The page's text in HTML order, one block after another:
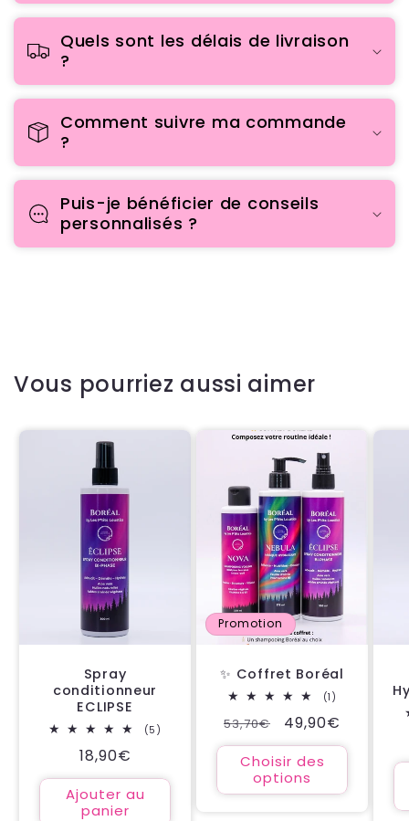
Quels sont les délais de livraison
?
Comment suivre ma commande
?
Puis-je bénéficier de conseils
personnalisés ?
Vous pourriez aussi aimer
Spray
conditionneur
ECLIPSE
(5)
Prix
habituel
18,90€
Ajouter au
panier
Promotion
✨ Coffret Boréal
(1)
des
Prix
habituel
53,70€
Prix
promotionnel
49,90€
Choisir des
options